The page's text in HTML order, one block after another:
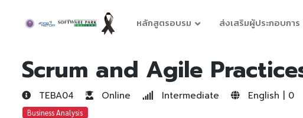
หลักสูตรอบรม ส่งเสริมผู้ประกอบการ
Scrum and Agile
TEBA04 Online Intermediate English | 0
Business Analysis